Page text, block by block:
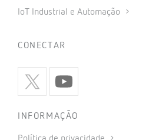
IoT Industrial e Automação
CONECTAR
INFORMAÇÃO